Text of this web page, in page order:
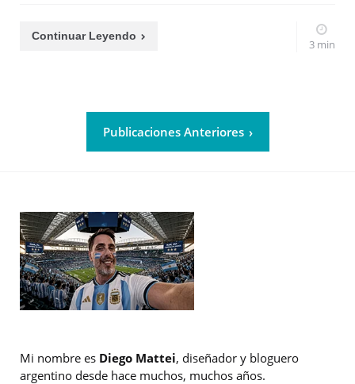
Continuar Leyendo
3 min
Publicaciones Anteriores
Mi nombre es Diego Mattei, diseñador y bloguero
argentino desde hace muchos, muchos años.